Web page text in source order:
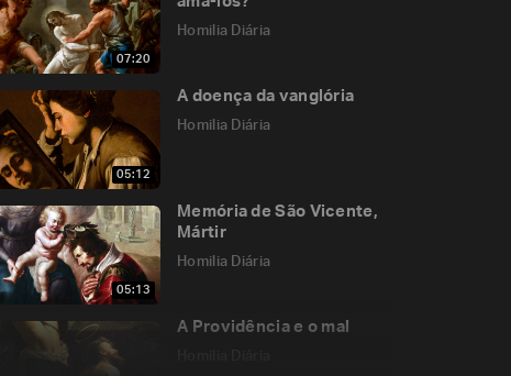
07:20
Homilia Diária
05:12
A doença da vanglória
Homilia Diária
05:13
Memória de São Vicente,
Mártir
Homilia Diária
A Providência e o mal